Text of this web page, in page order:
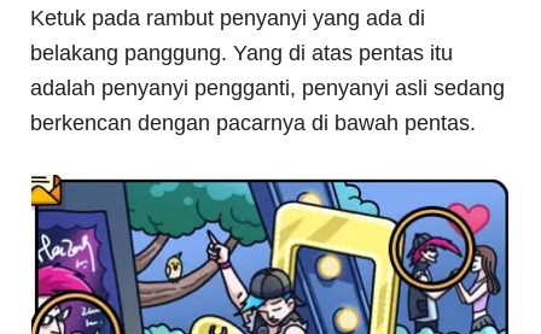
Ketuk pada rambut penyanyi yang ada di
belakang panggung. Yang di atas pentas itu
adalah penyanyi pengganti, penyanyi asli sedang
berkencan dengan pacarnya di bawah pentas.